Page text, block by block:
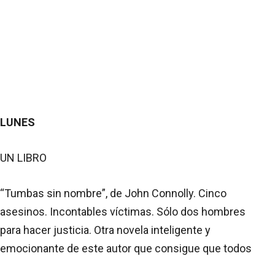
LUNES
UN LIBRO
“Tumbas sin nombre”, de John Connolly. Cinco
asesinos. Incontables víctimas. Sólo dos hombres
para hacer justicia. Otra novela inteligente y
emocionante de este autor que consigue que todos